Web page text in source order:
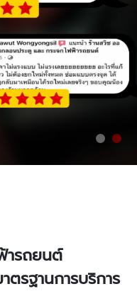
ารถยนต์
รฐานการบริการ